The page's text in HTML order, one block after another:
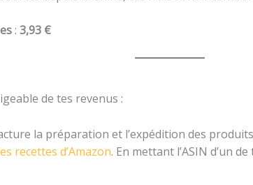
: 3,93 €
de tes revenus :
la préparation et l’expédition des
recettes d’Amazon. En mettant l’ASIN d’un